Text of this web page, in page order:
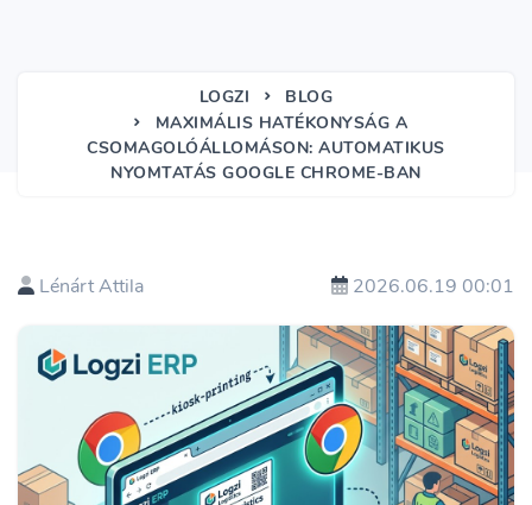
LOGZI
BLOG
MAXIMÁLIS HATÉKONYSÁG A
CSOMAGOLÓÁLLOMÁSON: AUTOMATIKUS
NYOMTATÁS GOOGLE CHROME-BAN
Lénárt Attila 2026.06.19 00:01